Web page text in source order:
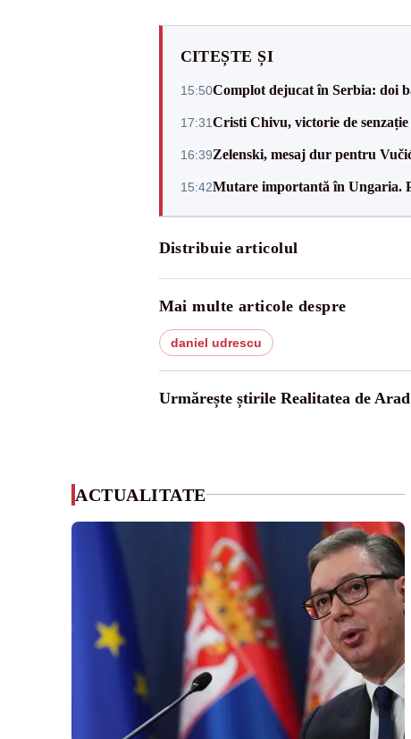
CITEȘTE ȘI
15:50Complot dejucat în Serbia: doi
17:31Cristi Chivu, victorie de
16:39Zelenski, mesaj dur pentru
15:42Mutare importantă în Ungaria.
Distribuie articolul
Mai multe articole despre
daniel udrescu
Urmărește știrile Realitatea de
ACTUALITATE